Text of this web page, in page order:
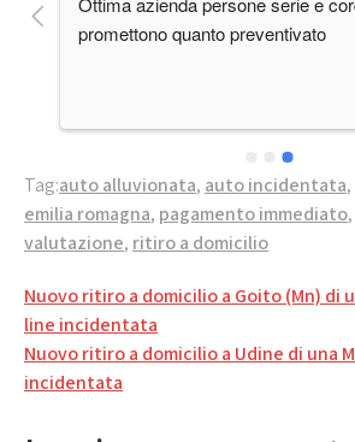
promettono quanto preventivato
Tag:auto alluvionata, auto incidentata,
emilia romagna, pagamento immediato,
valutazione, ritiro a domicilio
Navigazione
articoli
Nuovo ritiro a domicilio a Goito (Mn) di
line incidentata
Nuovo ritiro a domicilio a Udine di una
incidentata